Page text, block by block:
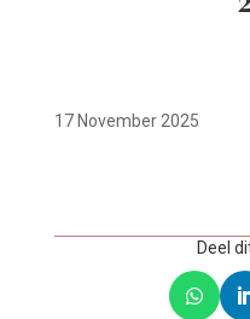
17 November 2025
Deel